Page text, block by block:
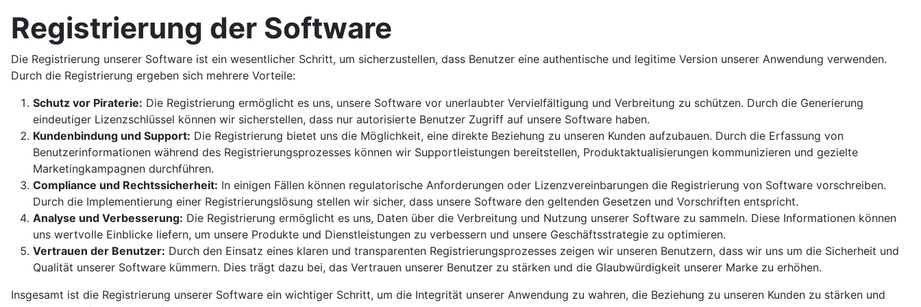
Registrierung der Software
Die Registrierung unserer Software ist ein wesentlicher Schritt, um sicherzustellen, dass Benutzer eine authentische und legitime Version unserer Anwendung verwenden.
Durch die Registrierung ergeben sich mehrere Vorteile:
Schutz vor Piraterie: Die Registrierung ermöglicht es uns, unsere Software vor unerlaubter Vervielfältigung und Verbreitung zu schützen. Durch die Generierung
eindeutiger Lizenzschlüssel können wir sicherstellen, dass nur autorisierte Benutzer Zugriff auf unsere Software haben.
Kundenbindung und Support: Die Registrierung bietet uns die Möglichkeit, eine direkte Beziehung zu unseren Kunden aufzubauen. Durch die Erfassung von
Benutzerinformationen während des Registrierungsprozesses können wir Supportleistungen bereitstellen, Produktaktualisierungen kommunizieren und gezielte
Marketingkampagnen durchführen.
Compliance und Rechtssicherheit: In einigen Fällen können regulatorische Anforderungen oder Lizenzvereinbarungen die Registrierung von Software vorschreiben.
Durch die Implementierung einer Registrierungslösung stellen wir sicher, dass unsere Software den geltenden Gesetzen und Vorschriften entspricht.
Analyse und Verbesserung: Die Registrierung ermöglicht es uns, Daten über die Verbreitung und Nutzung unserer Software zu sammeln. Diese Informationen können
uns wertvolle Einblicke liefern, um unsere Produkte und Dienstleistungen zu verbessern und unsere Geschäftsstrategie zu optimieren.
Vertrauen der Benutzer: Durch den Einsatz eines klaren und transparenten Registrierungsprozesses zeigen wir unseren Benutzern, dass wir uns um die Sicherheit und
Qualität unserer Software kümmern. Dies trägt dazu bei, das Vertrauen unserer Benutzer zu stärken und die Glaubwürdigkeit unserer Marke zu erhöhen.
Insgesamt ist die Registrierung unserer Software ein wichtiger Schritt, um die Integrität unserer Anwendung zu wahren, die Beziehung zu unseren Kunden zu stärken und